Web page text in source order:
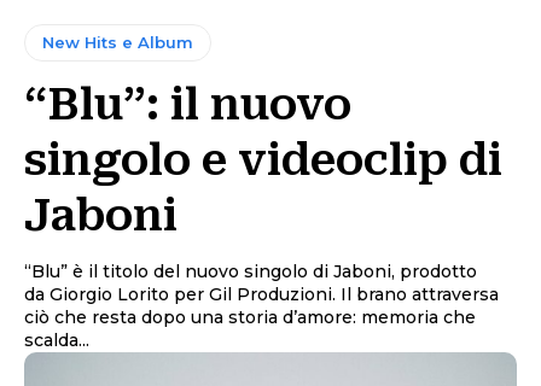
New Hits e Album
“Blu”: il nuovo
singolo e videoclip di
Jaboni
“Blu” è il titolo del nuovo singolo di Jaboni, prodotto
da Giorgio Lorito per Gil Produzioni. Il brano attraversa
ciò che resta dopo una storia d’amore: memoria che
scalda...